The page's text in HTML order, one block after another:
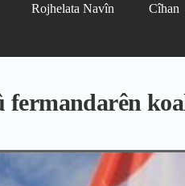
Rojhelata Navîn Cîhan
fermandarên